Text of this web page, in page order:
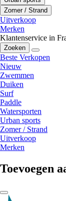
Zomer / Strand
Uitverkoop
Merken
Klantenservice in
Zoeken
Beste Verkopen
Nieuw
Zwemmen
Duiken
Surf
Paddle
Watersporten
Urban sports
Zomer / Strand
Uitverkoop
Merken
Toevoegen